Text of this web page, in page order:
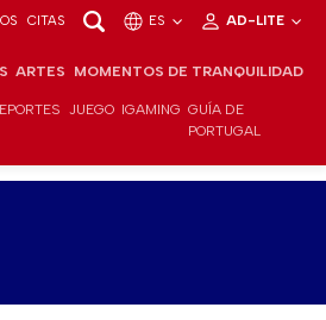
CITAS ES AD-LITE
ARTES MOMENTOS DE TRANQUILIDAD
JUEGO IGAMING GUÍA DE
PORTUGAL